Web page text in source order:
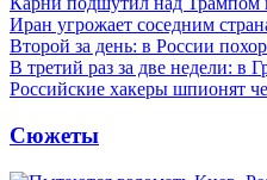
Иран угрожает соседним
Второй за день: в России
В третий раз за две недели: в
Российские хакеры шпионят
Сюжеты